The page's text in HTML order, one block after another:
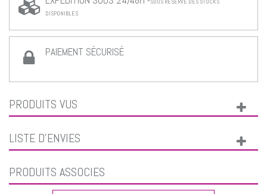
DISPONIBLES
PAIEMENT SÉCURISÉ
PRODUITS VUS
LISTE D'ENVIES
PRODUITS ASSOCIÉS